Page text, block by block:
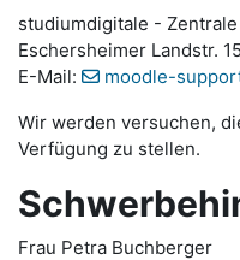
studiumdigitale -
Eschersheimer Landstr.
E-Mail:
moodle-
Wir werden versuchen,
Verfügung zu stellen.
Frau Petra Buchberger